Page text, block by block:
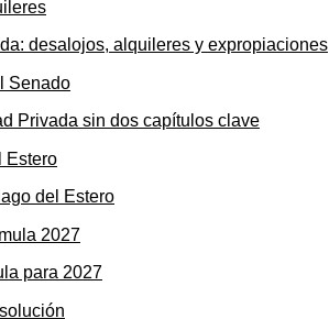
desalojos, alquileres y expropiaciones
Privada sin dos capítulos clave
del Estero
para 2027